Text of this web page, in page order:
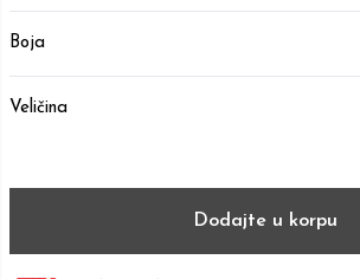
Boja
Veličina
Dodajte u korpu